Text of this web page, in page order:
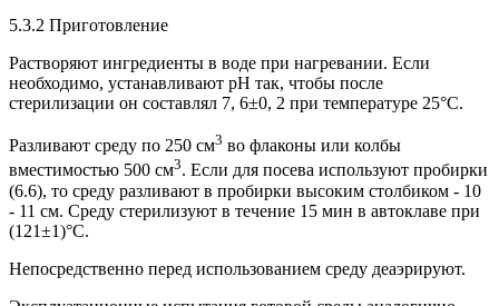
5.3.2 Приготовление
Растворяют ингредиенты в воде при нагревании. Если
необходимо, устанавливают рН так, чтобы после
стерилизации он составлял 7, 6±0, 2 при температуре 25°С.
Разливают среду по 250 см3 во флаконы или колбы
вместимостью 500 см3. Если для посева используют пробирки
(6.6), то среду разливают в пробирки высоким столбиком - 10
- 11 см. Среду стерилизуют в течение 15 мин в автоклаве при
(121±1)°С.
Непосредственно перед использованием среду деаэрируют.